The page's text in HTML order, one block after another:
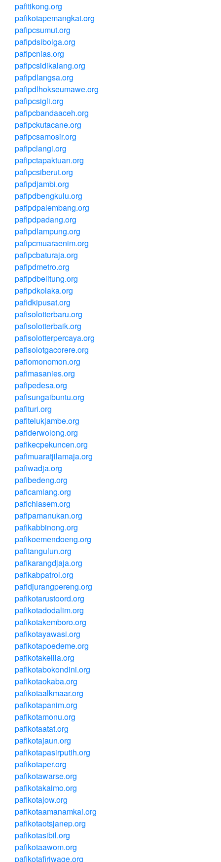
pafitikong.org
pafikotapemangkat.org
pafipcsumut.org
pafipdsibolga.org
pafipcnias.org
pafipcsidikalang.org
pafipdlangsa.org
pafipdlhokseumawe.org
pafipcsigli.org
pafipcbandaaceh.org
pafipckutacane.org
pafipcsamosir.org
pafipclangi.org
pafipctapaktuan.org
pafipcsiberut.org
pafipdjambi.org
pafipdbengkulu.org
pafipdpalembang.org
pafipdpadang.org
pafipdlampung.org
pafipcmuaraenim.org
pafipcbaturaja.org
pafipdmetro.org
pafipdbelitung.org
pafipdkolaka.org
pafidkipusat.org
pafisolotterbaru.org
pafisolotterbaik.org
pafisolotterpercaya.org
pafisolotgacorere.org
pafiomonomon.org
pafimasanies.org
pafipedesa.org
pafisungaibuntu.org
pafituri.org
pafitelukjambe.org
pafiderwolong.org
pafikecpekuncen.org
pafimuaratjilamaja.org
pafiwadja.org
pafibedeng.org
paficamiang.org
pafichiasem.org
pafipamanukan.org
pafikabbinong.org
pafikoemendoeng.org
pafitangulun.org
pafikarangdjaja.org
pafikabpatrol.org
pafidjurangpereng.org
pafikotarustoord.org
pafikotadodalim.org
pafikotakemboro.org
pafikotayawasi.org
pafikotapoedeme.org
pafikotakelila.org
pafikotabokondini.org
pafikotaokaba.org
pafikotaalkmaar.org
pafikotapanim.org
pafikotamonu.org
pafikotaatat.org
pafikotajaun.org
pafikotapasirputih.org
pafikotaper.org
pafikotawarse.org
pafikotakaimo.org
pafikotajow.org
pafikotaamanamkai.org
pafikotaotsjanep.org
pafikotasibil.org
pafikotaawom.org
pafikotafiriwage.org